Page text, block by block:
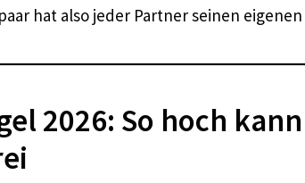
hat also jeder Partner seinen
2026: So hoch